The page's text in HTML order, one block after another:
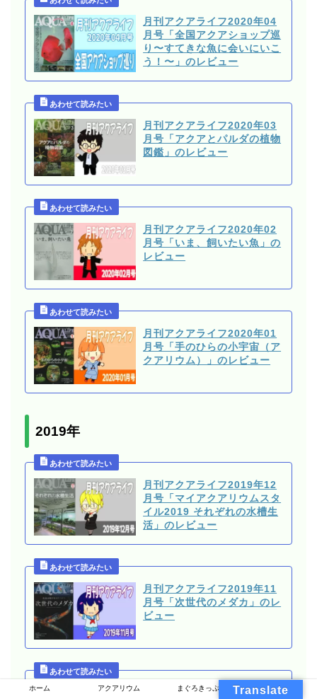
月刊アクアライフ2020年04
月号「全国アクアショップ巡
り〜すてきな魚に会いにいこ
う！〜」のレビュー
月刊アクアライフ2020年03
月号「アクアとパルダの植物
図鑑」のレビュー
月刊アクアライフ2020年02
月号「いま、飼いたい魚」の
レビュー
月刊アクアライフ2020年01
月号「手のひらの小宇宙（ア
クアリウム）」のレビュー
2019年
月刊アクアライフ2019年12
月号「マイアクアリウムスタ
イル2019 それぞれの水槽生
活」のレビュー
月刊アクアライフ2019年11
月号「次世代のメダカ」のレ
ビュー
月刊アクアライフ2019年10
ホーム アクアリウム まぐろきっぷ Translate